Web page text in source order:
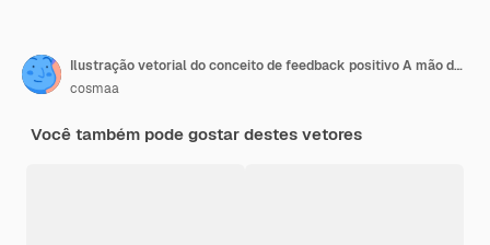
Ilustração vetorial do conceito de feedback positivo A mão dá cinco estrelas
cosmaa
Você também pode gostar destes vetores